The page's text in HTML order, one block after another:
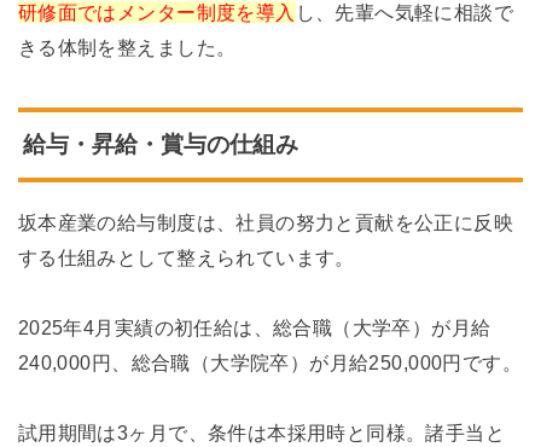
研修面ではメンター制度を導入 し、先輩へ気軽に相談で
きる体制を整えました。
給与・昇給・賞与の仕組み
坂本産業の給与制度は、社員の努力と貢献を公正に反映
する仕組みとして整えられています。
2025年4月実績の初任給は、総合職（大学卒）が月給
240,000円、総合職（大学院卒）が月給250,000円です。
試用期間は3ヶ月で、条件は本採用時と同様。諸手当と